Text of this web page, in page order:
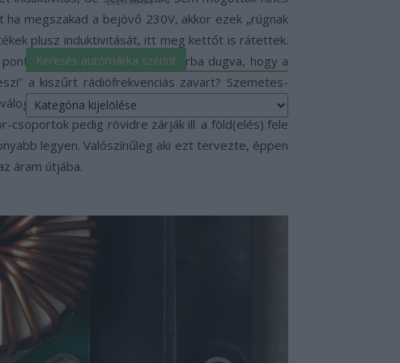
megszakad a bejövő 230V, akkor ezek „rúgnak
plusz induktivitását, itt meg kettőt is rátettek.
úgy van a töltő a konnektorba dugva, hogy a
a kiszűrt rádiófrekvenciás zavart? Szemetes-
a rádiós zajt az átfolyó áramból: a soros
csoportok pedig rövidre zárják ill. a föld(elés) fele
legyen. Valószínűleg aki ezt tervezte, éppen
áram útjába.
Keresés autómárka szerint
Keresés
autómárka
szerint